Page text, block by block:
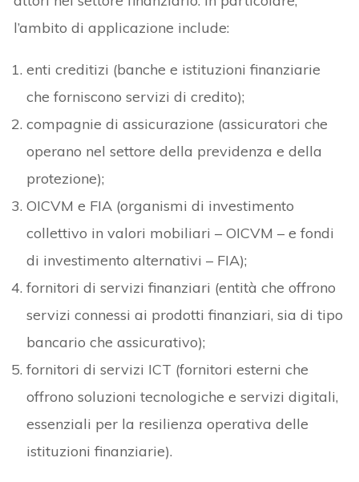
l’ambito di applicazione include:
enti creditizi (banche e istituzioni finanziarie
che forniscono servizi di credito);
compagnie di assicurazione (assicuratori che
operano nel settore della previdenza e della
protezione);
OICVM e FIA (organismi di investimento
collettivo in valori mobiliari – OICVM – e fondi
di investimento alternativi – FIA);
fornitori di servizi finanziari (entità che offrono
servizi connessi ai prodotti finanziari, sia di tipo
bancario che assicurativo);
fornitori di servizi ICT (fornitori esterni che
offrono soluzioni tecnologiche e servizi digitali,
essenziali per la resilienza operativa delle
istituzioni finanziarie).